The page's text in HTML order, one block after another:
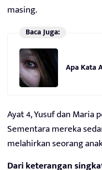
masing.
Baca Juga:
Apa Kata
Ayat 4, Yusuf dan Maria
Sementara mereka
melahirkan seorang
Dari keterangan